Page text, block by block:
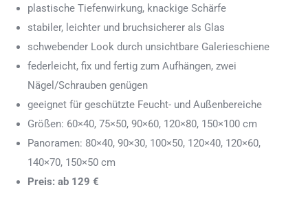
plastische Tiefenwirkung, knackige Schärfe
stabiler, leichter und bruchsicherer als Glas
schwebender Look durch unsichtbare Galerieschiene
federleicht, fix und fertig zum Aufhängen, zwei
Nägel/Schrauben genügen
geeignet für geschützte Feucht- und Außenbereiche
Größen: 60×40, 75×50, 90×60, 120×80, 150×100 cm
Panoramen: 80×40, 90×30, 100×50, 120×40, 120×60,
140×70, 150×50 cm
Preis: ab 129 €